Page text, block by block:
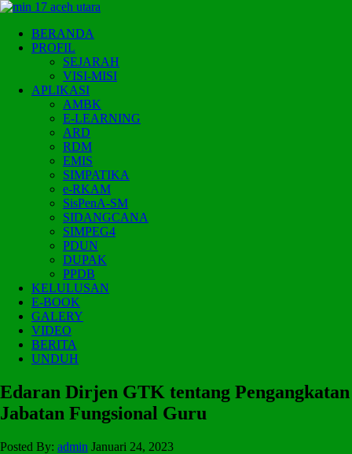
BERANDA
PROFIL
SEJARAH
VISI-MISI
APLIKASI
AMBK
E-LEARNING
ARD
RDM
EMIS
SIMPATIKA
e-RKAM
SisPenA-SM
SIDANGCANA
SIMPEG4
PDUN
DUPAK
PPDB
KELULUSAN
E-BOOK
GALERY
VIDEO
BERITA
UNDUH
Edaran Dirjen GTK tentang Pengangkatan
Jabatan Fungsional Guru
Posted By: admin Januari 24, 2023